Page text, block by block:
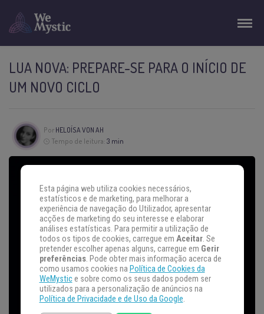
LUA NOVA: PREPARE-SE PARA O INÍCIO DE
UM NOVO CICLO
Por HELOÍSA VON AH
Tempo de leitura: 3 min
Esta página web utiliza cookies necessários,
estatísticos e de marketing, para melhorar a
experiência de navegação do Utilizador, apresentar
acções de marketing do seu interesse e elaborar
análises estatísticas. Para permitir a utilização de
todos os tipos de cookies, carregue em Aceitar. Se
pretender escolher apenas alguns, carregue em Gerir
preferências. Pode obter mais informação acerca de
como usamos cookies na Política de Cookies da
WeMystice sobre como os seus dados podem ser
utilizados para a personalização de anúncios na
Política de Privacidade e de Uso da Google.